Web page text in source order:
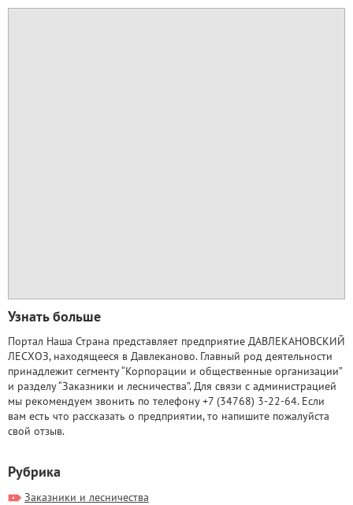
Узнать больше
Портал Наша Страна представляет предприятие ДАВЛЕКАНОВСКИЙ
ЛЕСХОЗ, находящееся в Давлеканово. Главный род деятельности
принадлежит сегменту “Корпорации и общественные организации”
и разделу “Заказники и лесничества”. Для связи с администрацией
мы рекомендуем звонить по телефону +7 (34768) 3-22-64. Если
вам есть что рассказать о предприятии, то напишите пожалуйста
свой отзыв.
Рубрика
Заказники и лесничества